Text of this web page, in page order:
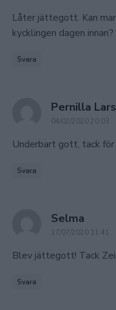
Låter jättegott. Kan
kycklingen dagen innan?
Svara
Pernilla
04/02/2020 20:03
Underbart gott, tack
Svara
Selma
17/07/2020 11:41
Blev jättegott! Tack
Svara